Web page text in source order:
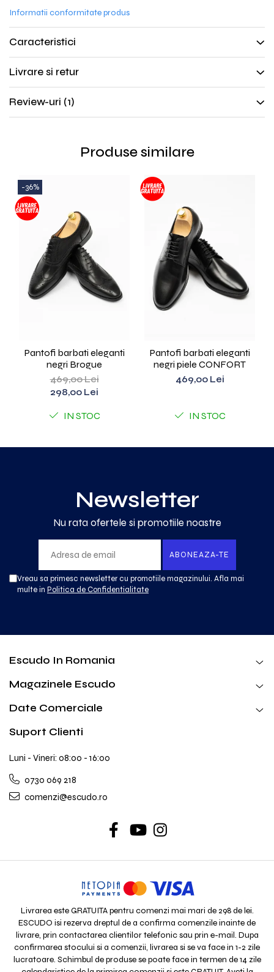
Informatii conformitate produs
Caracteristici
Livrare si retur
Review-uri (1)
Produse similare
-36%
Pantofi barbati eleganti
negri Brogue
469,00 Lei
298,00 Lei
IN STOC
Pantofi barbati eleganti
negri piele CONFORT
469,00 Lei
IN STOC
Newsletter
Nu rata ofertele si promotiile noastre
Vreau sa primesc newsletter cu promotiile magazinului. Afla mai
multe in Politica de Confidentialitate
Escudo In Romania
Magazinele Escudo
Date Comerciale
Suport Clienti
Luni - Vineri: 08:00 - 16:00
0730 069 218
comenzi@escudo.ro
Livrarea este GRATUITA pentru comenzi mai mari de 298 de lei.
ESCUDO isi rezerva dreptul de a confirma comenzile inainte de
livrare, prin contactarea clientilor telefonic sau prin e-mail. Dupa
confirmarea stocului si a comenzii, livrarea si se va face in 1-2 zile
lucratoare. Schimbul de produse se poate face in termen de 14 zile